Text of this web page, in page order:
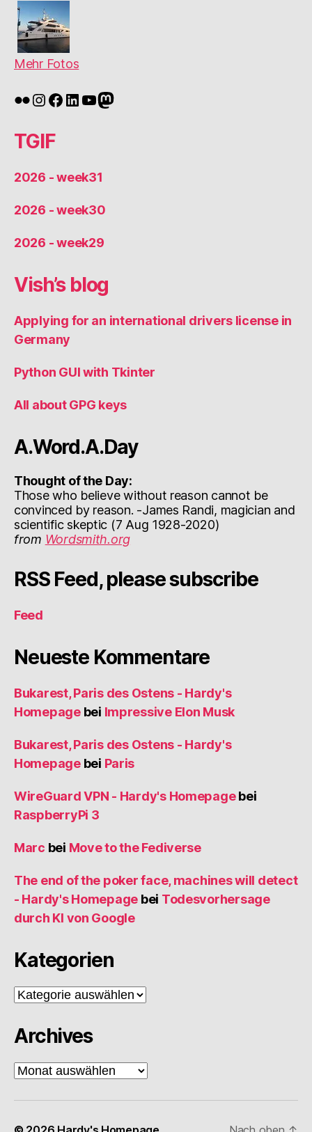
Mehr Fotos
Flickr
Instagram
Facebook
LinkedIn
YouTube
Mastodon
TGIF
2026 - week31
2026 - week30
2026 - week29
Vish’s blog
Applying for an international drivers license in
Germany
Python GUI with Tkinter
All about GPG keys
A.Word.A.Day
Thought of the Day:
Those who believe without reason cannot be
convinced by reason. -James Randi, magician and
scientific skeptic (7 Aug 1928-2020)
from Wordsmith.org
RSS Feed, please subscribe
Feed
Neueste Kommentare
Bukarest, Paris des Ostens - Hardy's
Homepagebei Impressive Elon Musk
Bukarest, Paris des Ostens - Hardy's
Homepagebei Paris
WireGuard VPN - Hardy's Homepagebei
RaspberryPi 3
Marc bei Move to the Fediverse
The end of the poker face, machines will detect
- Hardy's Homepage bei Todesvorhersage
durch KI von Google
Kategorien
Kategorien
Archives
Archives